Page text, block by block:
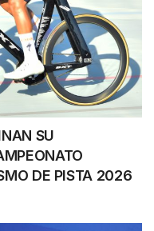
SU
DE PISTA 2026